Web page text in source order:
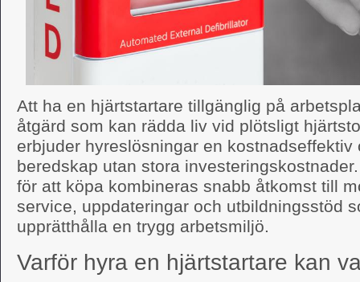
Att ha en hjärtstartare tillgänglig på
åtgärd som kan rädda liv vid plötsligt
erbjuder hyreslösningar en
beredskap utan stora
för att köpa kombineras snabb åtkomst till
service, uppdateringar och utbildningsstöd
upprätthålla en trygg arbetsmiljö.
Varför hyra en hjärtstartare kan